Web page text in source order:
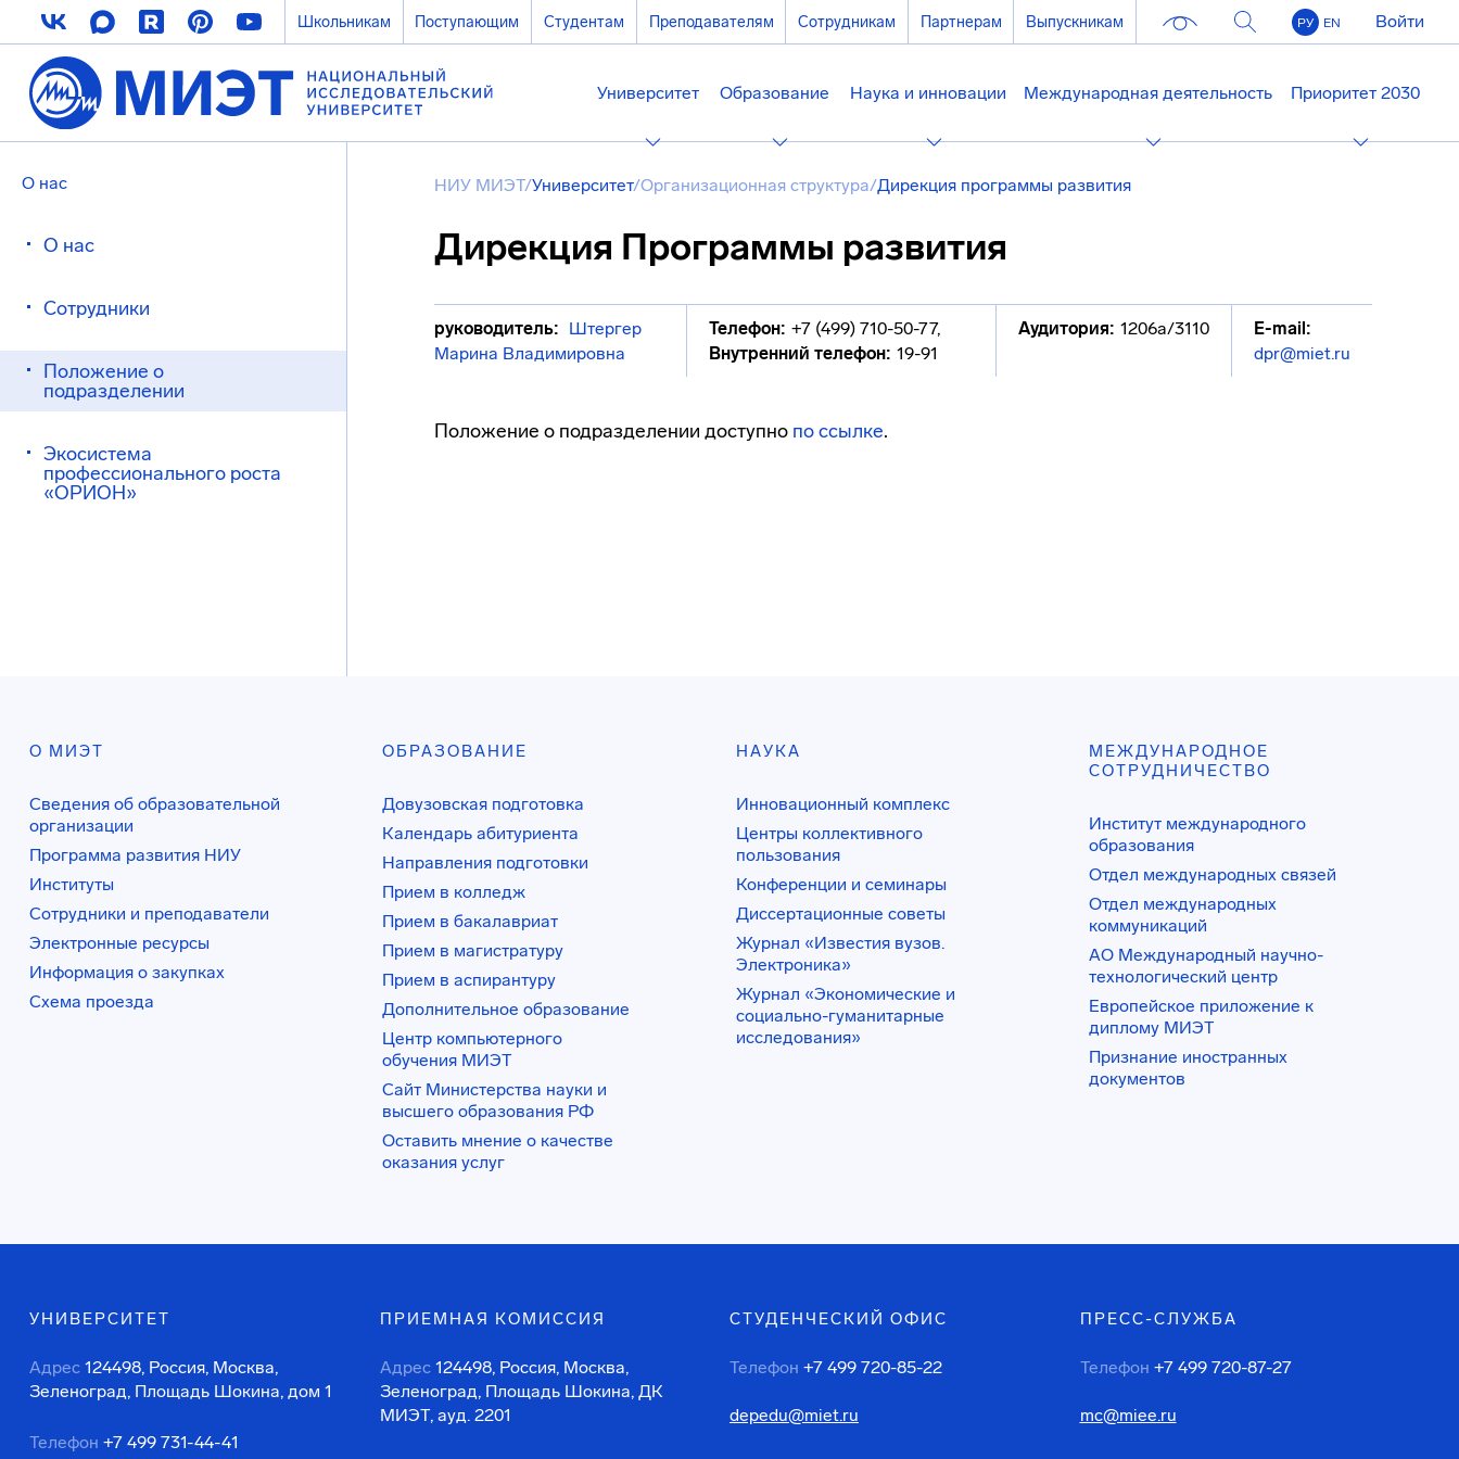
Школьникам Поступающим Студентам Преподавателям Сотрудникам Партнерам Выпускникам РУ EN Войти
Университет Образование Наука и инновации Международная деятельность Приоритет 2030
О нас
О нас
Сотрудники
Положение о
подразделении
Экосистема
профессионального роста
«ОРИОН»
НИУ МИЭТ/Университет/Организационная структура/Дирекция программы развития
Дирекция Программы развития
руководитель: Штергер
Марина Владимировна
Телефон: +7 (499) 710-50-77,
Внутренний телефон: 19-91
Аудитория: 1206а/3110
E-mail:
dpr@miet.ru
Положение о подразделении доступно по ссылке.
О МИЭТ
Сведения об образовательной
организации
Программа развития НИУ
Институты
Сотрудники и преподаватели
Электронные ресурсы
Информация о закупках
Схема проезда
ОБРАЗОВАНИЕ
Довузовская подготовка
Календарь абитуриента
Направления подготовки
Прием в колледж
Прием в бакалавриат
Прием в магистратуру
Прием в аспирантуру
Дополнительное образование
Центр компьютерного
обучения МИЭТ
Сайт Министерства науки и
высшего образования РФ
Оставить мнение о качестве
оказания услуг
НАУКА
Инновационный комплекс
Центры коллективного
пользования
Конференции и семинары
Диссертационные советы
Журнал «Известия вузов.
Электроника»
Журнал «Экономические и
социально-гуманитарные
исследования»
МЕЖДУНАРОДНОЕ
СОТРУДНИЧЕСТВО
Институт международного
образования
Отдел международных связей
Отдел международных
коммуникаций
АО Международный научно-
технологический центр
Европейское приложение к
диплому МИЭТ
Признание иностранных
документов
УНИВЕРСИТЕТ
Адрес 124498, Россия, Москва,
Зеленоград, Площадь Шокина, дом 1
Телефон +7 499 731-44-41
ПРИЕМНАЯ КОМИССИЯ
Адрес 124498, Россия, Москва,
Зеленоград, Площадь Шокина, ДК
МИЭТ, ауд. 2201
СТУДЕНЧЕСКИЙ ОФИС
Телефон +7 499 720-85-22
depedu@miet.ru
ПРЕСС-СЛУЖБА
Телефон +7 499 720-87-27
mc@miee.ru